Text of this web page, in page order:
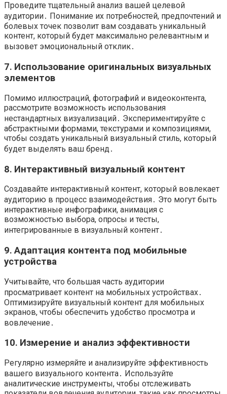
Проведите тщательный анализ вашей целевой
аудитории․ Понимание их потребностей, предпочтений и
болевых точек позволит вам создавать уникальный
контент, который будет максимально релевантным и
вызовет эмоциональный отклик․
7․ Использование оригинальных визуальных
элементов
Помимо иллюстраций, фотографий и видеоконтента,
рассмотрите возможность использования
нестандартных визуализаций․ Экспериментируйте с
абстрактными формами, текстурами и композициями,
чтобы создать уникальный визуальный стиль, который
будет выделять ваш бренд․
8․ Интерактивный визуальный контент
Создавайте интерактивный контент, который вовлекает
аудиторию в процесс взаимодействия․ Это могут быть
интерактивные инфографики, анимация с
возможностью выбора, опросы и тесты,
интегрированные в визуальный контент․
9․ Адаптация контента под мобильные
устройства
Учитывайте, что большая часть аудитории
просматривает контент на мобильных устройствах․
Оптимизируйте визуальный контент для мобильных
экранов, чтобы обеспечить удобство просмотра и
вовлечение․
10․ Измерение и анализ эффективности
Регулярно измеряйте и анализируйте эффективность
вашего визуального контента․ Используйте
аналитические инструменты, чтобы отслеживать